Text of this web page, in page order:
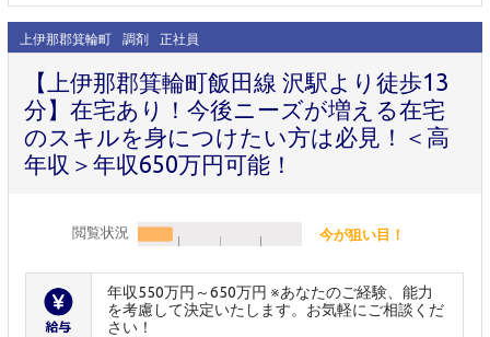
上伊那郡箕輪町 調剤 正社員
【上伊那郡箕輪町飯田線 沢駅より徒歩13
分】在宅あり！今後ニーズが増える在宅
のスキルを身につけたい方は必見！＜高
年収＞年収650万円可能！
閲覧状況 今が狙い目！
年収550万円～650万円 ※あなたのご経験、能力
を考慮して決定いたします。お気軽にご相談くだ
さい！